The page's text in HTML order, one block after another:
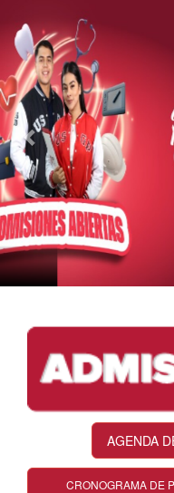
AGENDA
CRONOGRAMA DE